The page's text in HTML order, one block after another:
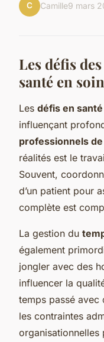
C Camille9 mars
Les défis
santé en
Les défis en
influençant
professionnels
réalités est le
Souvent,
d’un patient pour
complète est
La gestion du
également
jongler avec des
influencer la
temps passé avec
les contraintes
organisationnelles